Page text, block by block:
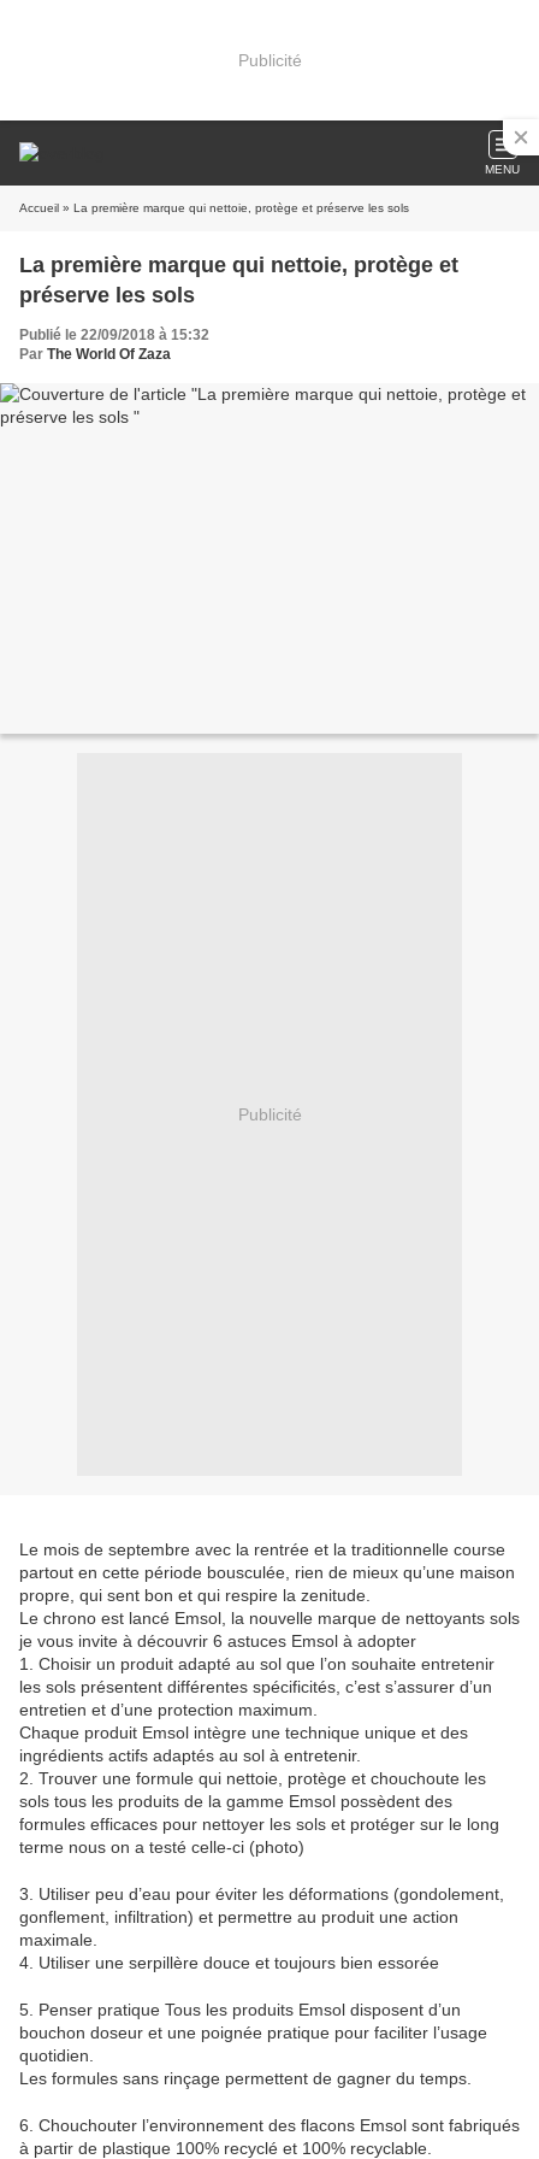
Publicité
MENU
Accueil » La première marque qui nettoie, protège et préserve les sols
La première marque qui nettoie, protège et
préserve les sols
Publié le 22/09/2018 à 15:32
Par The World Of Zaza
Publicité
Le mois de septembre avec la rentrée et la traditionnelle course
partout en cette période bousculée, rien de mieux qu’une maison
propre, qui sent bon et qui respire la zenitude.
Le chrono est lancé Emsol, la nouvelle marque de nettoyants sols
je vous invite à découvrir 6 astuces Emsol à adopter
1. Choisir un produit adapté au sol que l’on souhaite entretenir
les sols présentent différentes spécificités, c’est s’assurer d’un
entretien et d’une protection maximum.
Chaque produit Emsol intègre une technique unique et des
ingrédients actifs adaptés au sol à entretenir.
2. Trouver une formule qui nettoie, protège et chouchoute les
sols tous les produits de la gamme Emsol possèdent des
formules efficaces pour nettoyer les sols et protéger sur le long
terme nous on a testé celle-ci (photo)
3. Utiliser peu d’eau pour éviter les déformations (gondolement,
gonflement, infiltration) et permettre au produit une action
maximale.
4. Utiliser une serpillère douce et toujours bien essorée
5. Penser pratique Tous les produits Emsol disposent d’un
bouchon doseur et une poignée pratique pour faciliter l’usage
quotidien.
Les formules sans rinçage permettent de gagner du temps.
6. Chouchouter l’environnement des flacons Emsol sont fabriqués
à partir de plastique 100% recyclé et 100% recyclable.